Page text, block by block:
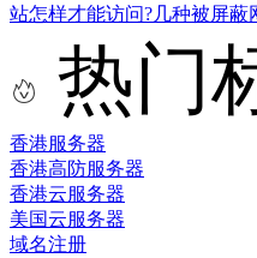
站怎样才能访问?几种被屏蔽
热门
香港服务器
香港高防服务器
香港云服务器
美国云服务器
域名注册